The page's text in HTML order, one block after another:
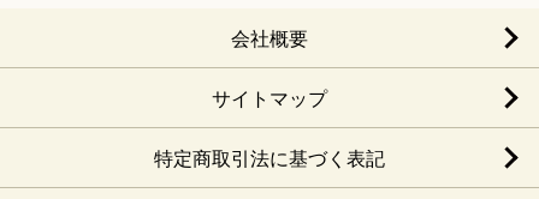
会社概要
サイトマップ
特定商取引法に基づく表記